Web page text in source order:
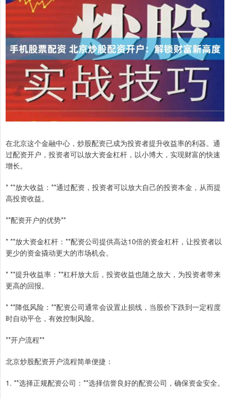
在北京这个金融中心，炒股配资已成为投资者提升收益率的利器。通
过配资开户，投资者可以放大资金杠杆，以小博大，实现财富的快速
增长。
* **放大收益：**通过配资，投资者可以放大自己的投资本金，从而提
高投资收益。
**配资开户的优势**
* **放大资金杠杆：**配资公司提供高达10倍的资金杠杆，让投资者以
更少的资金撬动更大的市场机会。
* **提升收益率：**杠杆放大后，投资收益也随之放大，为投资者带来
更高的回报。
* **降低风险：**配资公司通常会设置止损线，当股价下跌到一定程度
时自动平仓，有效控制风险。
**开户流程**
北京炒股配资开户流程简单便捷：
1. **选择正规配资公司：**选择信誉良好的配资公司，确保资金安全。